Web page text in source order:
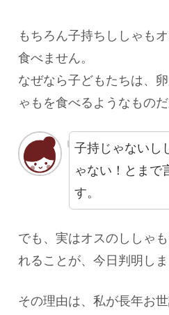
もちろん子持ちししゃも
食べません。
なぜなら子どもたちは、
ゃもを食べるようなものだ
子持じゃないし
ゃない！とまで
す。
でも、実はオスのししゃ
れることが、今日判明しま
その理由は、私が長年お